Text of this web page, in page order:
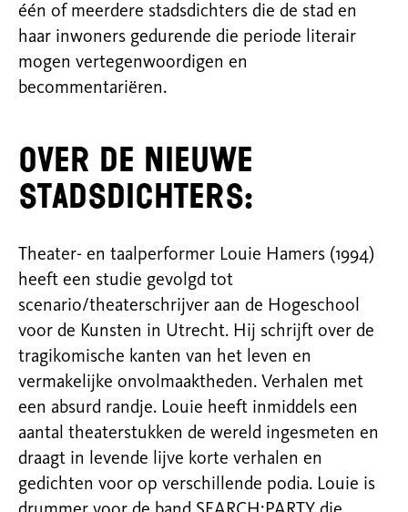
één of meerdere stadsdichters die de stad en
haar inwoners gedurende die periode literair
mogen vertegenwoordigen en
becommentariëren.
Over de nieuwe
stadsdichters:
Theater- en taalperformer Louie Hamers (1994)
heeft een studie gevolgd tot
scenario/theaterschrijver aan de Hogeschool
voor de Kunsten in Utrecht. Hij schrijft over de
tragikomische kanten van het leven en
vermakelijke onvolmaaktheden. Verhalen met
een absurd randje. Louie heeft inmiddels een
aantal theaterstukken de wereld ingesmeten en
draagt in levende lijve korte verhalen en
gedichten voor op verschillende podia. Louie is